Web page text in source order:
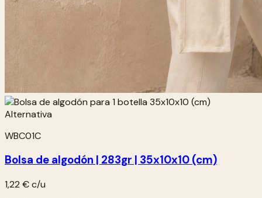
WBC01C
Bolsa de algodón | 283gr | 35x10x10 (cm)
1,22 €c/u